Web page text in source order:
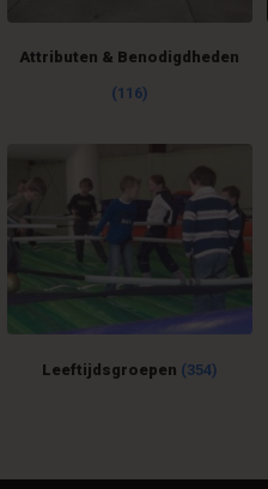
Attributen & Benodigdheden
(116)
Leeftijdsgroepen (354)